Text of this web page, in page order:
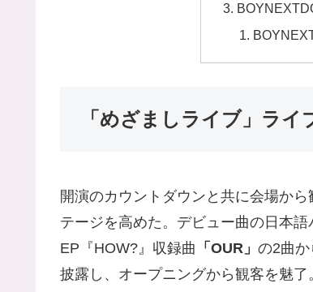
「めざましライブ」ライ
開演のカウントダウンと共に会場か
テージを高めた。デビュー曲の日本語
EP『HOW?』収録曲 「OUR」 の2曲
披露し、オープニングから観客を魅了